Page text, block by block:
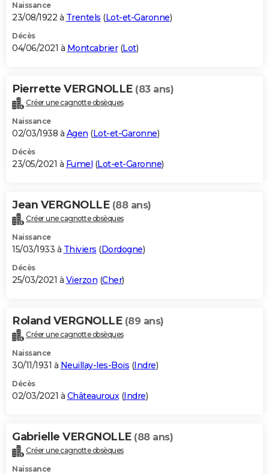
Naissance
23/08/1922 à Trentels (Lot-et-Garonne)
Décès
04/06/2021 à Montcabrier(Lot)
Pierrette VERGNOLLE (83 ans)
Créer une cagnotte obsèques
Naissance
02/03/1938 à Agen (Lot-et-Garonne)
Décès
23/05/2021 à Fumel (Lot-et-Garonne)
Jean VERGNOLLE (88 ans)
Créer une cagnotte obsèques
Naissance
15/03/1933 à Thiviers (Dordogne)
Décès
25/03/2021 à Vierzon (Cher)
Roland VERGNOLLE (89 ans)
Créer une cagnotte obsèques
Naissance
30/11/1931 à Neuillay-les-Bois (Indre)
Décès
02/03/2021 à Châteauroux(Indre)
Gabrielle VERGNOLLE (88 ans)
Créer une cagnotte obsèques
Naissance